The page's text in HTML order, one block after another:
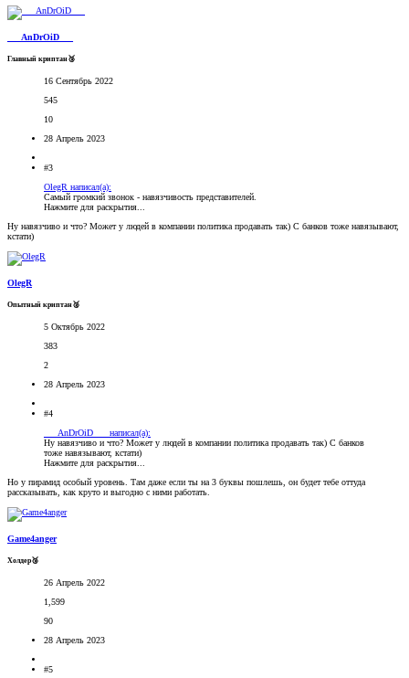
___AnDrOiD___
Главный криптан🥉
16 Сентябрь 2022
545
10
28 Апрель 2023
#3
OlegR написал(а):
Самый громкий звонок - навязчивость представителей.
Нажмите для раскрытия...
Ну навязчиво и что? Может у людей в компании политика продавать так) С банков тоже навязывают,
кстати)
OlegR
Опытный криптан🥈
5 Октябрь 2022
383
2
28 Апрель 2023
#4
___AnDrOiD___ написал(а):
Ну навязчиво и что? Может у людей в компании политика продавать так) С банков
тоже навязывают, кстати)
Нажмите для раскрытия...
Но у пирамид особый уровень. Там даже если ты на 3 буквы пошлешь, он будет тебе оттуда
рассказывать, как круто и выгодно с ними работать.
Game4anger
Холдер🥉
26 Апрель 2022
1,599
90
28 Апрель 2023
#5